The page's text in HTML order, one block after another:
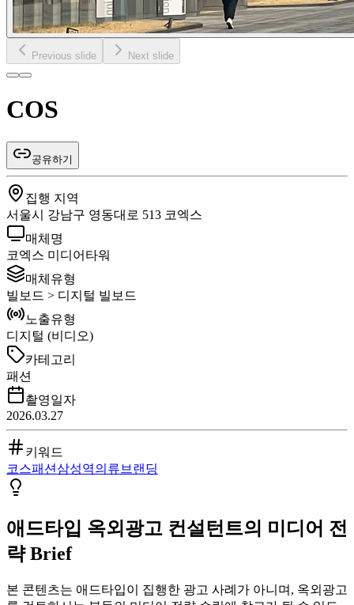
Previous slide Next slide
COS
공유하기
집행 지역
서울시 강남구 영동대로 513 코엑스
매체명
코엑스 미디어타워
매체유형
빌보드 > 디지털 빌보드
노출유형
디지털 (비디오)
카테고리
패션
촬영일자
2026.03.27
키워드
코스패션삼성역의류 브랜딩
애드타입 옥외광고 컨설턴트의 미디어 전
략 Brief
본 콘텐츠는 애드타입이 집행한 광고 사례가 아니며, 옥외광고